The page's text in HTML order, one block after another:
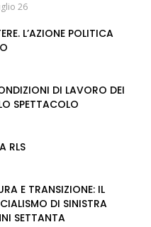
26
L’AZIONE POLITICA
DI LAVORO DEI
SPETTACOLO
RLS
E TRANSIZIONE: IL
DI SINISTRA
SETTANTA